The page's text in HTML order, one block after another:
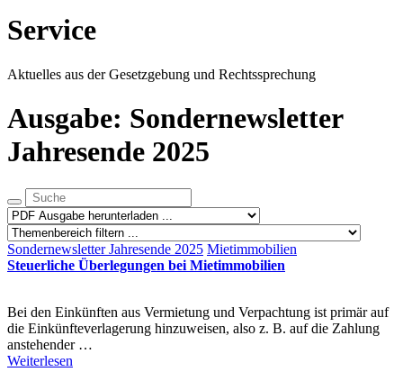
Service
Aktuelles aus der Gesetzgebung und Rechtssprechung
Ausgabe: Sondernewsletter
Jahresende 2025
Sondernewsletter Jahresende 2025 Mietimmobilien
Steuerliche Überlegungen bei Mietimmobilien
Bei den Einkünften aus Vermietung und Verpachtung ist primär auf
die Einkünfteverlagerung hinzuweisen, also z. B. auf die Zahlung
anstehender …
Weiterlesen